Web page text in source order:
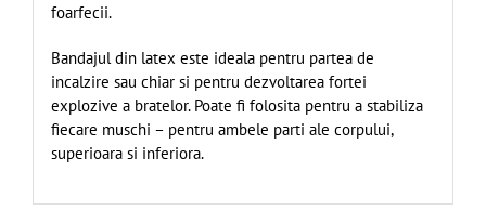
foarfecii.
Bandajul din latex este ideala pentru partea de
incalzire sau chiar si pentru dezvoltarea fortei
explozive a bratelor. Poate fi folosita pentru a stabiliza
fiecare muschi – pentru ambele parti ale corpului,
superioara si inferiora.